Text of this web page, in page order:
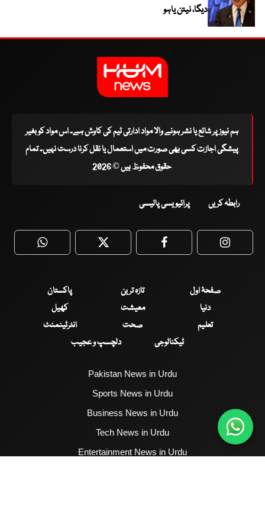
دیگا، نیتن یاہو
ہم نیوز پر شائع یا نشر ہونے والا مواد ادارتی ٹیم کی کاوش ہے۔ اس مواد کو بغیر
پیشگی اجازت کسی بھی صورت میں استعمال یا نقل کرنا درست نہیں۔ تمام
حقوق محفوظ ہیں © 2026
رابطہ کریں پرائیویسی پالیسی
WhatsApp Twitter Facebook
صفحۂ اول تازہ ترین
پاکستان
دنیا
معیشت
کھیل
تعلیم
صحت
انٹرٹینمنٹ
ٹیکنالوجی
دلچسپ و عجیب
Pakistan News in Urdu
Sports News in Urdu
Business News in Urdu
Tech News in Urdu
Entertainment News in Urdu